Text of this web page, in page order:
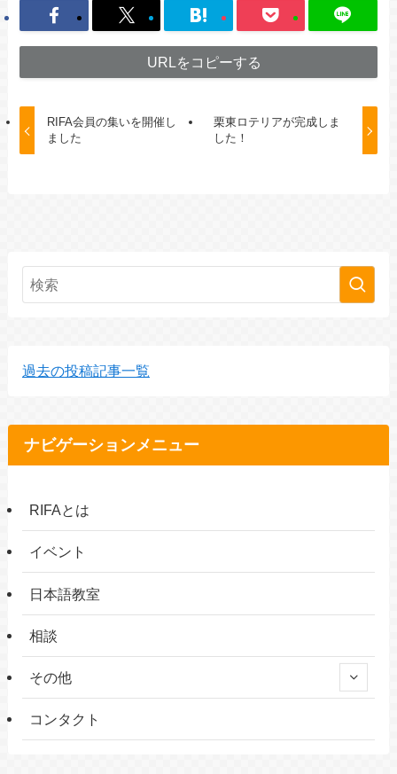
URLをコピーする
RIFA会員の集いを開催し
ました
栗東ロテリアが完成しま
した！
過去の投稿記事一覧
ナビゲーションメニュー
RIFAとは
イベント
日本語教室
相談
その他
コンタクト